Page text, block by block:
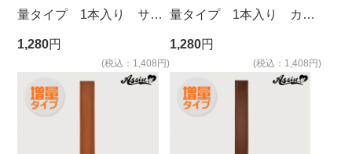
量タイプ 1本入り サン
シャイン NPSS-78
1,280円
(税込：1,408円)
量タイプ 1本入り カナ
リア NGY-60
1,280円
(税込：1,408円)